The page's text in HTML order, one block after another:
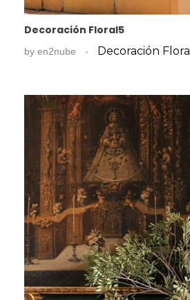
Decoración Floral5
by en2nube Decoración Floral